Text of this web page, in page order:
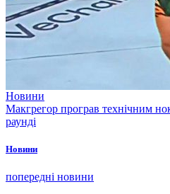
Новини
Макгрегор програв технічним
раунді
Новини
попередні новини